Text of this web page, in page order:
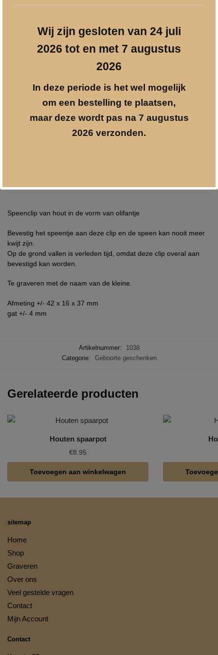
Toevoegen aan winkelwagen
info@geschenkgraveren.nl
Gratis verzenden vanaf € 250
Veilig betalen
Speenclip van hout in de vorm van olifantje
Bevestig het speentje aan deze clip en de speen kan nooit meer
kwijt zijn.
Op de grond vallen is verleden tijd, omdat deze clip overal aan
bevestigd kan worden.
Te graveren met de naam van de kleine.
Afmeting +/- 42 x 16 x 37 mm
gat +/- 4 mm
Artikelnummer:
1038
Categorie:
Geboorte geschenken
Gerelateerde producten
Houten spaarpot
€8.95
Toevoegen aan winkelwagen
sitemap
Home
Shop
Graveren
Over ons
Veel gestelde vragen
Contact
Mijn Account
Contact
Wij zijn gesloten van 24 juli
2026 tot en met 7 augustus
2026
In deze periode is het wel mogelijk
om een bestelling te plaatsen,
maar deze wordt pas na 7 augustus
2026 verzonden.